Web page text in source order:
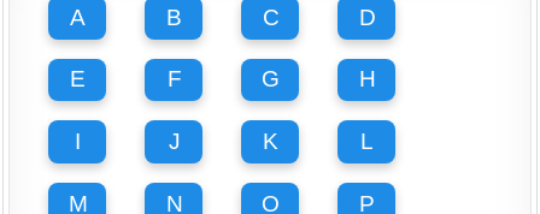
A B C D
E F G H
I J K L
M N O P